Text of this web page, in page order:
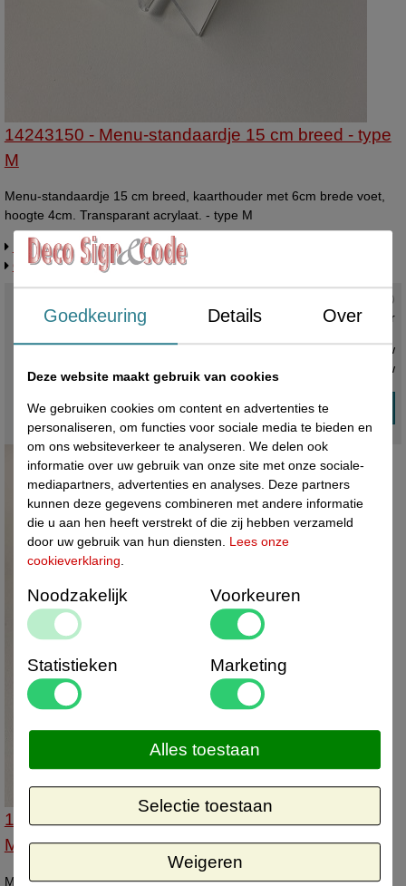
14243150 - Menu-standaardje 15 cm breed - type
M
Menu-standaardje 15 cm breed, kaarthouder met 6cm brede voet,
hoogte 4cm. Transparant acrylaat. - type M
Info / levertijd / offerte over dit product
Gerelateerde artikelen
Voorradig ,
direct leverbaar
€ 3,50 ex. btw
incl. btw
14243200 - Menu-standaardje 20 cm breed - type
M
Menu-standaardje 20 cm breed, kaarthouder met 6cm brede voet,
Goedkeuring Details Over
Deze website maakt gebruik van cookies
We gebruiken cookies om content en advertenties te
personaliseren, om functies voor sociale media te bieden en
om ons websiteverkeer te analyseren. We delen ook
informatie over uw gebruik van onze site met onze sociale-
mediapartners, advertenties en analyses. Deze partners
kunnen deze gegevens combineren met andere informatie
die u aan hen heeft verstrekt of die zij hebben verzameld
door uw gebruik van hun diensten. Lees onze
cookieverklaring
Noodzakelijk Voorkeuren
Statistieken Marketing
Weigeren
Selectie toestaan
Alles toestaan